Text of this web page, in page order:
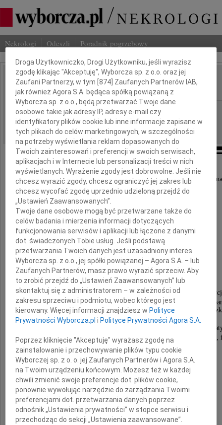
Nekrologi Odeszli Poradnik pogrzebowy
IMIĘ I NAZWISKO: Paweł Handschuh
REGION: Poznań
DATA EMISJI: 23.09.2011
Z głębokim żalem przyjęliśmy wiadomość,
że dnia 19 września 2011 roku w Poznaniu zmarł
Paweł Handschuh
Wybitny architekt, współautor licznych
ważnych dla Poznania, w tym projektów realizowanych przez
wizytówki poznańskiego browaru - gmachu Centrum
Dał się poznać jako twórca obdarzony niespotykaną
Człowiek o wyjątkowej osobowości otwarty, przyjacielski,
Rodzinie i Bliskim
wyrazy głębokiego współczucia
składają
Dbamy o Twoją prywatność
Droga Użytkowniczko, Drogi Użytkowniku, jeśli wyrazisz
zgodę klikając "Akceptuję", Wyborcza sp. z o.o. oraz jej
Zaufani Partnerzy, w tym [874 ] Zaufanych Partnerów IAB,
jak również Agora S.A. będąca spółką powiązaną z
Wyborcza sp. z o.o., będą przetwarzać Twoje dane
osobowe takie jak adresy IP, adresy e-mail czy
identyfikatory plików cookie lub inne informacje zapisane w
tych plikach do celów marketingowych, w szczególności
na potrzeby wyświetlania reklam dopasowanych do
Twoich zainteresowań i preferencji w swoich serwisach,
aplikacjach i w Internecie lub personalizacji treści w nich
wyświetlanych. Wyrażenie zgody jest dobrowolne. Jeśli nie
chcesz wyrazić zgody, chcesz ograniczyć jej zakres lub
chcesz wycofać zgodę uprzednio udzieloną przejdź do
„Ustawień Zaawansowanych”.
Twoje dane osobowe mogą być przetwarzane także do
celów badania i mierzenia informacji dotyczących
funkcjonowania serwisów i aplikacji lub łączone z danymi
dot. świadczonych Tobie usług. Jeśli podstawą
przetwarzania Twoich danych jest uzasadniony interes
Wyborcza sp. z o.o., jej spółki powiązanej – Agora S.A. – lub
Zaufanych Partnerów, masz prawo wyrazić sprzeciw. Aby
to zrobić przejdź do „Ustawień Zaawansowanych” lub
skontaktuj się z administratorem – w zależności od
zakresu sprzeciwu i podmiotu, wobec którego jest
kierowany. Więcej informacji znajdziesz w Polityce
Prywatności Wyborcza.pl i Polityce Prywatności Agora S.A.
Poprzez kliknięcie "Akceptuję" wyrażasz zgodę na
zainstalowanie i przechowywanie plików typu cookie
Wyborczej sp. z o. o. jej Zaufanych Partnerów i Agora S.A.
na Twoim urządzeniu końcowym. Możesz też w każdej
chwili zmienić swoje preferencje dot. plików cookie,
ponownie wywołując narzędzie do zarządzania Twoimi
preferencjami dot. przetwarzania danych poprzez
odnośnik „Ustawienia prywatności” w stopce serwisu i
przechodząc do sekcji „Ustawienia zaawansowane”.